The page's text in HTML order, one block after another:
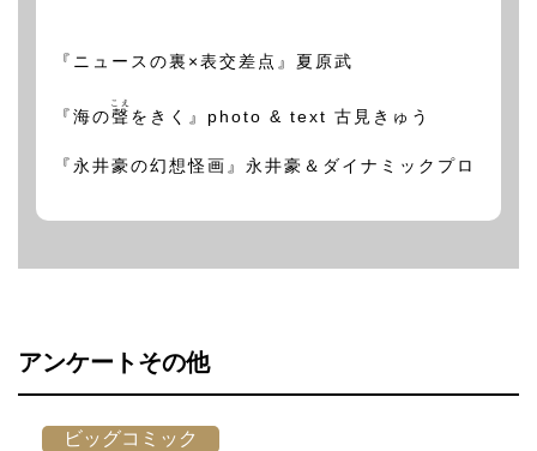
『ニュースの裏×表交差点』夏原武
『海の聲
こえ
をきく』photo & text 古見きゅう
『永井豪の幻想怪画』永井豪＆ダイナミックプロ
アンケートその他
ビッグコミック